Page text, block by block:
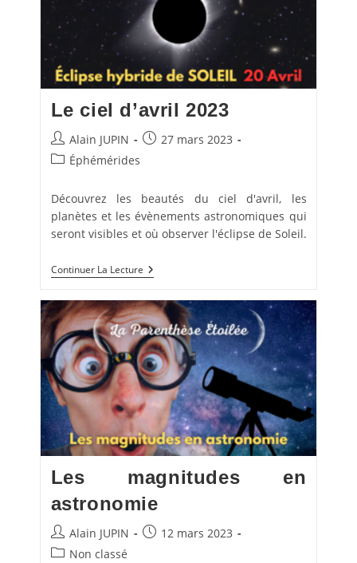
Le ciel d’avril 2023
Auteur/autrice
de
Alain JUPIN
Publication
27 mars 2023
PostÉphémérides
Découvrez les beautés du ciel d'avril, les
planètes et les évènements astronomiques qui
seront visibles et où observer l'éclipse de Soleil.
Continuer La LectureLe
Ciel
2023
Les magnitudes en
astronomie
Auteur/autrice
de
Alain JUPIN
Publication
12 mars 2023
PostNon classé